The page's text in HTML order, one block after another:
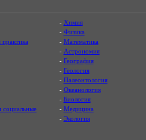
социальные
- Химия
- Физика
- Математика
- Астрономия
- География
- Геология
- Палеонтология
- Океанология
- Биология
- Медицина
- Экология